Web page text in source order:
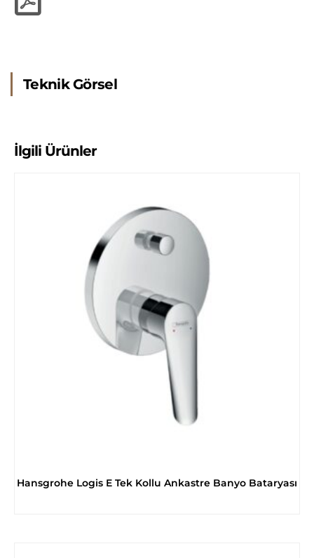
Teknik Görsel
İlgili Ürünler
Hansgrohe Logis E Tek Kollu Ankastre Banyo Bataryası